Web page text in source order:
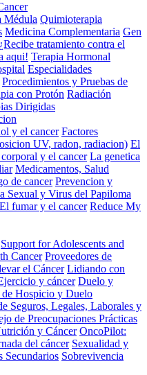
Médula Quimioterapia
Medicina Complementaria Gen
¿Recibe tratamiento contra el
aqui! Terapia Hormonal
Especialidades
Procedimientos y Pruebas de
con Protón Radiación
Dirigidas
y el cancer Factores
UV, radon, radiacion) El
y el cancer La genetica
Medicamentos, Salud
de cancer Prevencion y
Sexual y Virus del Papiloma
El fumar y el cancer Reduce My
Support for Adolescents and
Cancer Proveedores de
el Cáncer Lidiando con
y cáncer Duelo y
Hospicio y Duelo
Seguros, Legales, Laborales y
de Preocupaciones Prácticas
y Cáncer OncoPilot:
del cáncer Sexualidad y
Secundarios Sobrevivencia